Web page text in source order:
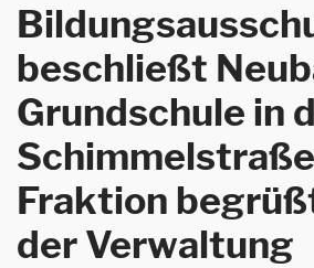
beschließt
Grundschule in
Fraktion
der Verwaltung